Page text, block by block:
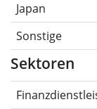
Japan
Sonstige
Sektoren